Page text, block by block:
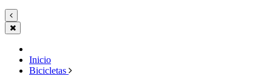
Inicio
Bicicletas